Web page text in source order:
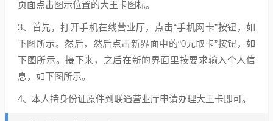
页面点击图示位置的大王卡图标。
3、首先，打开手机在线营业厅，点击“手机网卡”按钮，如
下图所示。然后，然后点击新界面中的“0元取卡”按钮，如
下图所示。接下来，之后在新的界面里按要求输入个人信
息，如下图所示。
4、本人持身份证原件到联通营业厅申请办理大王卡即可。